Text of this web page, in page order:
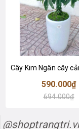
590.000₫
694.000₫